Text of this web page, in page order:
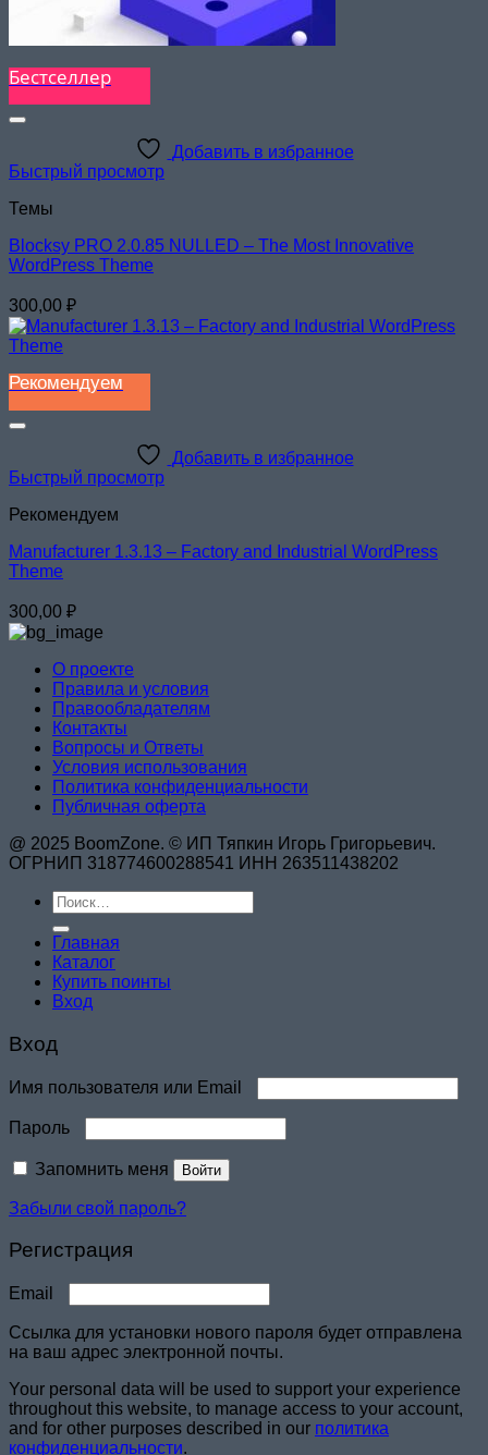
Бестселлер
Добавить в избранное
Быстрый просмотр
Темы
Blocksy PRO 2.0.85 NULLED – The Most Innovative
WordPress Theme
300,00 ₽
Рекомендуем
Добавить в избранное
Быстрый просмотр
Рекомендуем
Manufacturer 1.3.13 – Factory and Industrial WordPress
Theme
300,00 ₽
О проекте
Правила и условия
Правообладателям
Контакты
Вопросы и Ответы
Условия использования
Политика конфиденциальности
Публичная оферта
@ 2025 BoomZone. © ИП Тяпкин Игорь Григорьевич.
ОГРНИП 318774600288541 ИНН 263511438202
Искать:
Главная
Каталог
Купить поинты
Вход
Вход
Имя пользователя или Email
Пароль
Запомнить меня Войти
Забыли свой пароль?
Регистрация
Email
Ссылка для установки нового пароля будет отправлена ​​
на ваш адрес электронной почты.
Your personal data will be used to support your experience
throughout this website, to manage access to your account,
and for other purposes described in our политика
конфиденциальности.